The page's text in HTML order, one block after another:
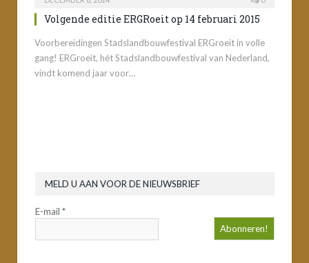
Volgende editie ERGRoeit op 14 februari 2015
Voorbereidingen Stadslandbouwfestival ERGroeit in volle
gang! ERGroeit, hét Stadslandbouwfestival van Nederland,
vindt komend jaar voor…
MELD U AAN VOOR DE NIEUWSBRIEF
E-mail *